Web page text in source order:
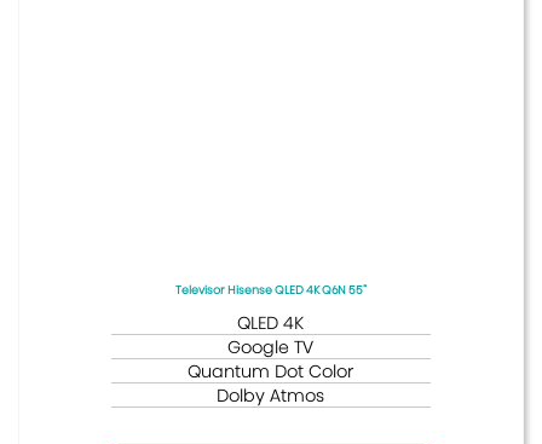
Televisor Hisense QLED 4K Q6N 55”
QLED 4K
Google TV
Quantum Dot Color
Dolby Atmos